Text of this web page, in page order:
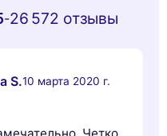
-26 572 oтзывы
S.10 марта 2020 г.